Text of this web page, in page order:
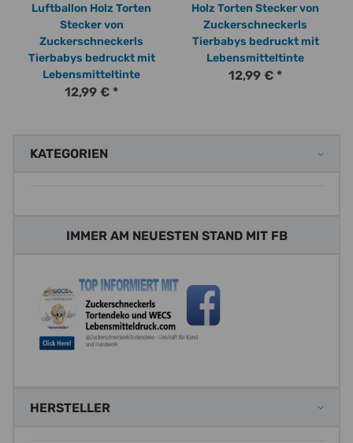
Luftballon Holz Torten
Stecker von
Zuckerschneckerls
Tierbabys bedruckt mit
Lebensmitteltinte
12,99 € *
Holz Torten Stecker von
Zuckerschneckerls
Tierbabys bedruckt mit
Lebensmitteltinte
12,99 € *
KATEGORIEN
IMMER AM NEUESTEN STAND MIT FB
HERSTELLER